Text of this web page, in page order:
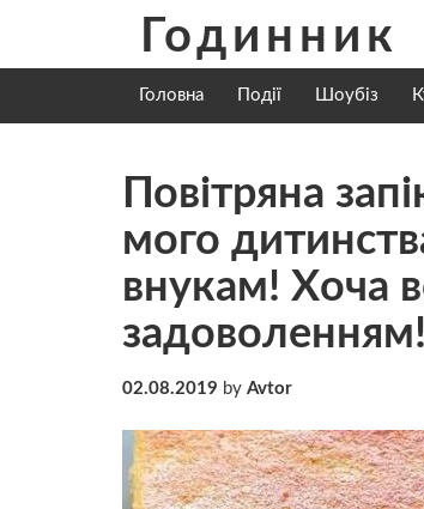
content
Годинник
Головна Події Шоубіз
Повітряна
мого
внукам! Хoча
02.08.2019 by Avtor